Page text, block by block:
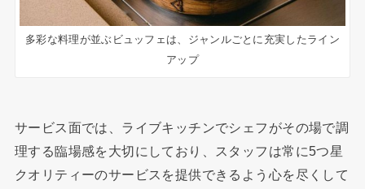
多彩な料理が並ぶビュッフェは、ジャンルごとに充実したライン
アップ
サービス面では、ライブキッチンでシェフがその場で調
理する臨場感を大切にしており、スタッフは常に5つ星
クオリティーのサービスを提供できるよう心を尽くして